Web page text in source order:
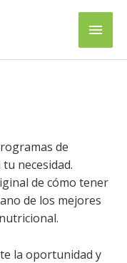
de
necesidad.
de cómo tener
de los mejores
la oportunidad y